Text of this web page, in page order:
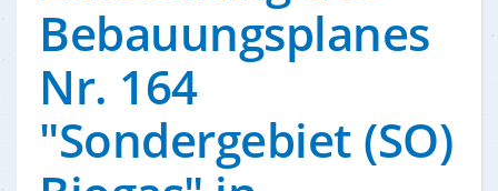
Bebauungsplanes
Nr. 164
"Sondergebiet (SO)